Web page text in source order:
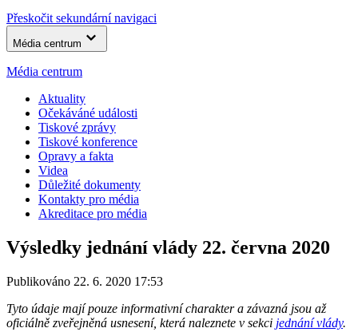
Přeskočit sekundární navigaci
Média centrum
Média centrum
Aktuality
Očekáváné události
Tiskové zprávy
Tiskové konference
Opravy a fakta
Videa
Důležité dokumenty
Kontakty pro média
Akreditace pro média
Výsledky jednání vlády 22. června 2020
Publikováno 22. 6. 2020 17:53
Tyto údaje mají pouze informativní charakter a závazná jsou až
oficiálně zveřejněná usnesení, která naleznete v sekci jednání vlády.